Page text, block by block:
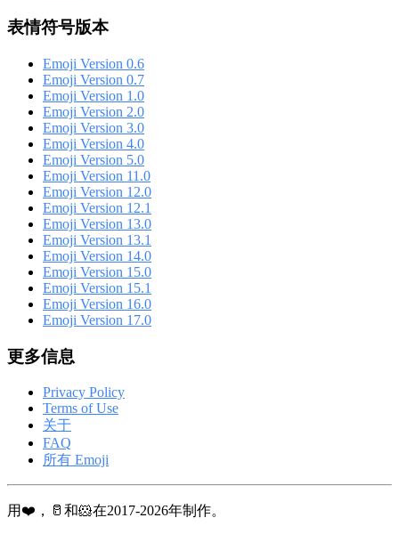
表情符号版本
Emoji Version 0.6
Emoji Version 0.7
Emoji Version 1.0
Emoji Version 2.0
Emoji Version 3.0
Emoji Version 4.0
Emoji Version 5.0
Emoji Version 11.0
Emoji Version 12.0
Emoji Version 12.1
Emoji Version 13.0
Emoji Version 13.1
Emoji Version 14.0
Emoji Version 15.0
Emoji Version 15.1
Emoji Version 16.0
Emoji Version 17.0
更多信息
Privacy Policy
Terms of Use
关于
FAQ
所有 Emoji
用❤️，🥛和🐹在2017-2026年制作。